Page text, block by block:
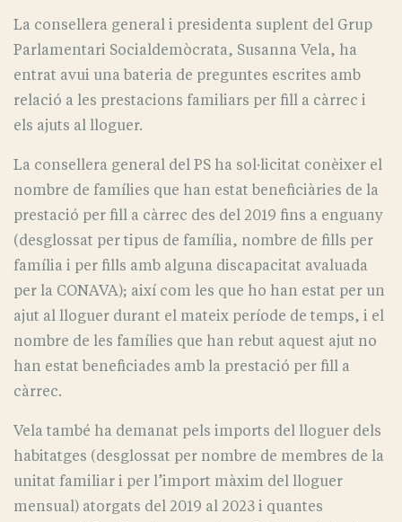
La consellera general i presidenta suplent del Grup
Parlamentari Socialdemòcrata, Susanna Vela, ha
entrat avui una bateria de preguntes escrites amb
relació a les prestacions familiars per fill a càrrec i
els ajuts al lloguer.
La consellera general del PS ha sol·licitat conèixer el
nombre de famílies que han estat beneficiàries de la
prestació per fill a càrrec des del 2019 fins a enguany
(desglossat per tipus de família, nombre de fills per
família i per fills amb alguna discapacitat avaluada
per la CONAVA); així com les que ho han estat per un
ajut al lloguer durant el mateix període de temps, i el
nombre de les famílies que han rebut aquest ajut no
han estat beneficiades amb la prestació per fill a
càrrec.
Vela també ha demanat pels imports del lloguer dels
habitatges (desglossat per nombre de membres de la
unitat familiar i per l’import màxim del lloguer
mensual) atorgats del 2019 al 2023 i quantes